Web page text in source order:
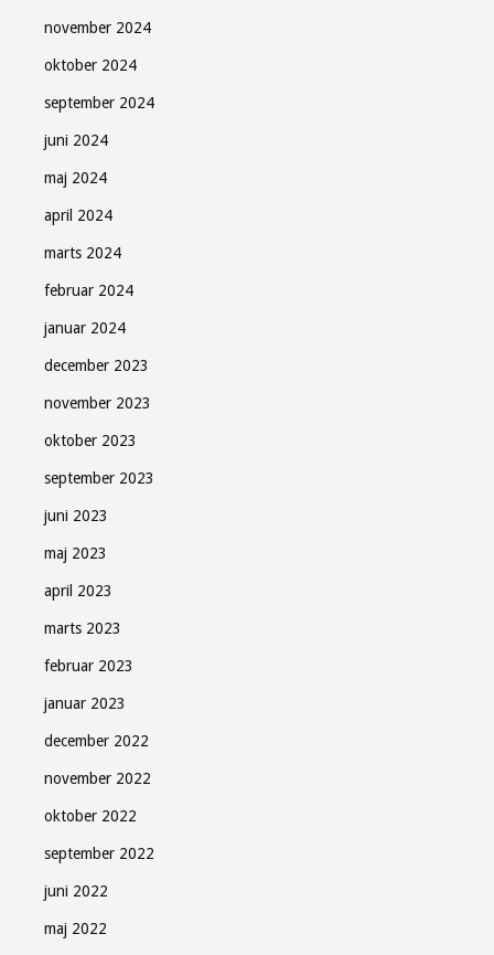
november 2024
oktober 2024
september 2024
juni 2024
maj 2024
april 2024
marts 2024
februar 2024
januar 2024
december 2023
november 2023
oktober 2023
september 2023
juni 2023
maj 2023
april 2023
marts 2023
februar 2023
januar 2023
december 2022
november 2022
oktober 2022
september 2022
juni 2022
maj 2022
Søndag Aftens nyhedsbrev